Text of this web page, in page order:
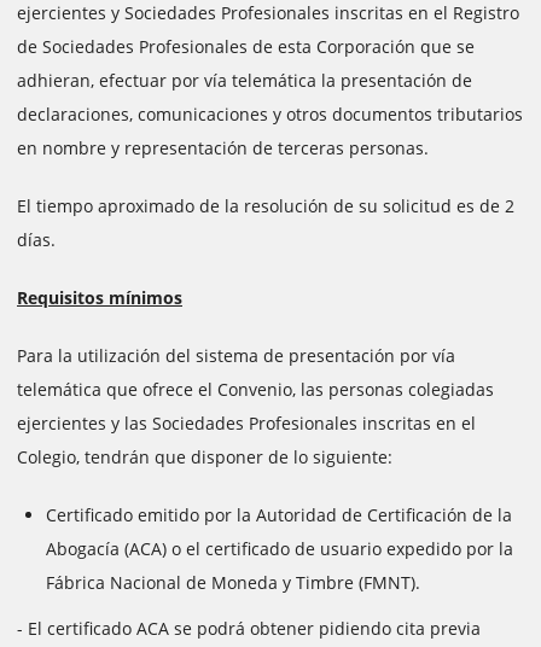
ejercientes y Sociedades Profesionales inscritas en el Registro
de Sociedades Profesionales de esta Corporación que se
adhieran, efectuar por vía telemática la presentación de
declaraciones, comunicaciones y otros documentos tributarios
en nombre y representación de terceras personas.
El tiempo aproximado de la resolución de su solicitud es de 2
días.
Requisitos mínimos
Para la utilización del sistema de presentación por vía
telemática que ofrece el Convenio, las personas colegiadas
ejercientes y las Sociedades Profesionales inscritas en el
Colegio, tendrán que disponer de lo siguiente:
Certificado emitido por la Autoridad de Certificación de la
Abogacía (ACA) o el certificado de usuario expedido por la
Fábrica Nacional de Moneda y Timbre (FMNT).
- El certificado ACA se podrá obtener pidiendo cita previa